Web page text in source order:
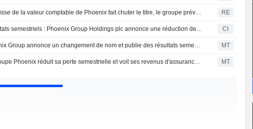
La baisse de la valeur comptable de Phoenix fait chuter le titre, le groupe prévoit de se rebaptiser Standard Life RE
Résultats semestriels : Phoenix Group Holdings plc annonce une réduction de ses pertes au premier semestre 2025 CI
Phoenix Group annonce un changement de nom et publie des résultats semestriels solides MT
Le groupe Phoenix réduit sa perte semestrielle et voit ses revenus d'assurance progresser MT